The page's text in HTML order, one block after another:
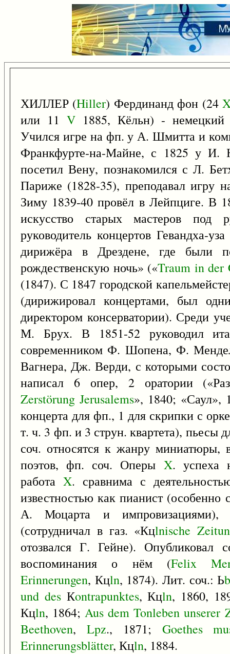
ХИЛЛЕР (Hiller) Фердинанд фон (24
или 11 V 1885, Кёльн) - немецкий
Учился игре на фп. у А. Шмитта и
Франкфурте-на-Майне, с 1825 у
посетил Вену, познакомился с Л.
Париже (1828-35), преподавал игру
Зиму 1839-40 провёл в Лейпциге. В
искусство старых мастеров
руководитель концертов Гевандха-
дирижёра в Дрездене, где были
рождественскую ночь» («Traum in der
(1847). С 1847 городской
(дирижировал концертами, был
директором консерватории). Среди
М. Брух. В 1851-52 руководил
современником Ф. Шопена, Ф.
Вагнера, Дж. Верди, с которыми
написал 6 опер, 2 оратории
Zerstörung Jerusalems», 1840; «Саул»,
концерта для фп., 1 для скрипки с
т. ч. 3 фп. и 3 струн. квартета),
соч. относятся к жанру
поэтов, фп. соч. Оперы X. успеха
работа X. сравнима с
известностью как пианист
А. Моцарта и импровизациями),
(сотрудничал в газ. «Кцlnische
отозвался Г. Гейне). Опубликовал
воспоминания о нём (Felix
Erinnerungen, Кцln, 1874). Лит. соч.: Ь
und desКontrapunktes, Кцln, 1860,
Кцln, 1864;Aus dem Tonleben unserer
Beethoven, Lpz., 1871; Goethes
Erinnerungsblätter, Кцln, 1884.